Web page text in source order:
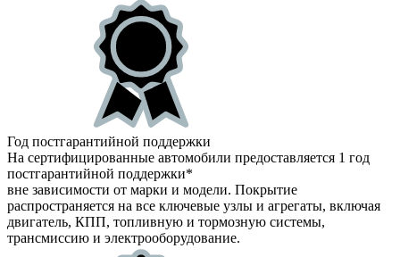
Год постгарантийной поддержки
На сертифицированные автомобили предоставляется 1 год
постгарантийной поддержки*
вне зависимости от марки и модели. Покрытие
распространяется на все ключевые узлы и агрегаты, включая
двигатель, КПП, топливную и тормозную системы,
трансмиссию и электрооборудование.